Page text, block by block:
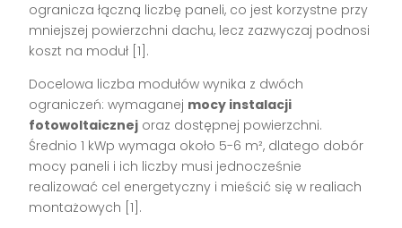
ogranicza łączną liczbę paneli, co jest korzystne przy
mniejszej powierzchni dachu, lecz zazwyczaj podnosi
koszt na moduł [1].
Docelowa liczba modułów wynika z dwóch
ograniczeń: wymaganej mocy instalacji
fotowoltaicznej oraz dostępnej powierzchni.
Średnio 1 kWp wymaga około 5-6 m², dlatego dobór
mocy paneli i ich liczby musi jednocześnie
realizować cel energetyczny i mieścić się w realiach
montażowych [1].